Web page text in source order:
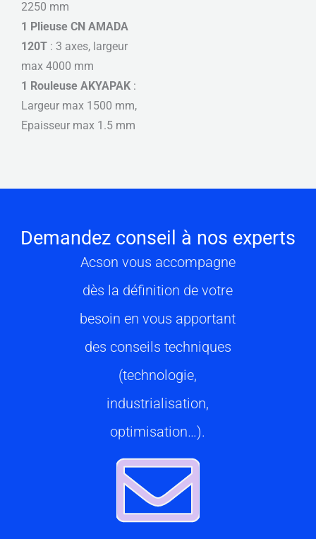
2250 mm
1 Plieuse CN AMADA
120T : 3 axes, largeur
max 4000 mm
1 Rouleuse AKYAPAK :
Largeur max 1500 mm,
Epaisseur max 1.5 mm
Demandez conseil à nos experts
Acson vous accompagne
dès la définition de votre
besoin en vous apportant
des conseils techniques
(technologie,
industrialisation,
optimisation…).